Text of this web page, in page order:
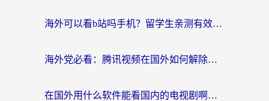
海外可以看b站吗手机？留学生亲测有效的回国加速指南
海外党必看：腾讯视频在国外如何解除地域限制？附优酷咪咕使用指南
在国外用什么软件能看国内的电视剧啊？留学生亲测有效的回国加速方案